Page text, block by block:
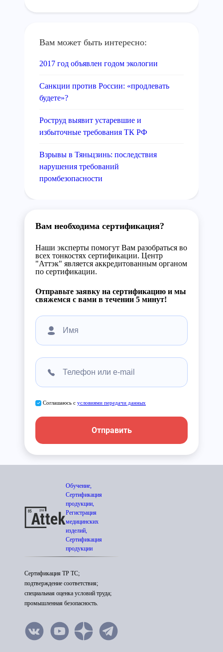
Вам может быть интересно:
2017 год объявлен годом экологии
Санкции против России: «продлевать
будете»?
Роструд выявит устаревшие и
избыточные требования ТК РФ
Взрывы в Тяньцзинь: последствия
нарушения требований
промбезопасности
Вам необходима сертификация?
Наши эксперты помогут Вам разобраться во
всех тонкостях сертификации. Центр
"Аттэк" является аккредитованным органом
по сертификации.
Отправьте заявку на сертификацию и мы
свяжемся с вами в течении 5 минут!
Соглашаюсь с условиями передачи данных
Отправить
Обучение,
Сертификация
продукции,
Регистрация
медицинских
изделий,
Сертификация
продукции
Сертификация ТР ТС;
подтверждение соответствия;
специальная оценка условий труда;
промышленная безопасность.